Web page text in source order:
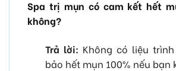
Spa trị mụn có cam kết hết
không?
Trả lời: Không có liệu
bảo hết mụn 100% nếu bạn